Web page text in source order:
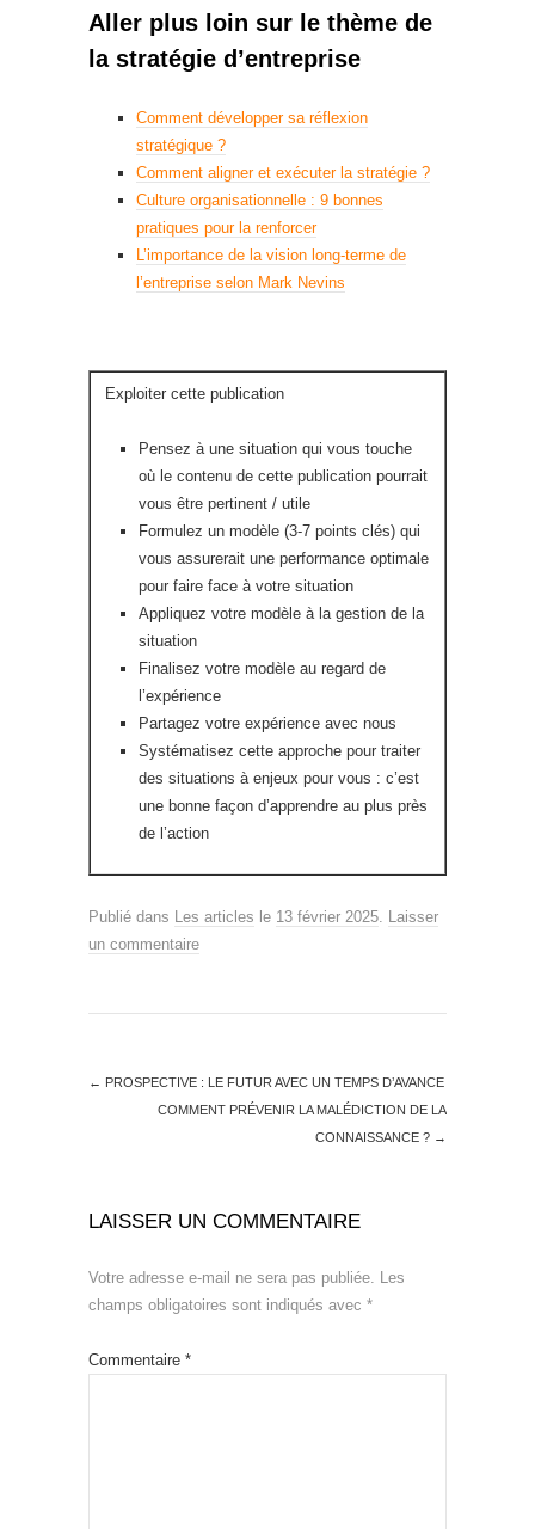
Aller plus loin sur le thème de
la stratégie d’entreprise
Comment développer sa réflexion
stratégique ?
Comment aligner et exécuter la stratégie ?
Culture organisationnelle : 9 bonnes
pratiques pour la renforcer
L’importance de la vision long-terme de
l’entreprise selon Mark Nevins
Exploiter cette publication
Pensez à une situation qui vous touche
où le contenu de cette publication pourrait
vous être pertinent / utile
Formulez un modèle (3-7 points clés) qui
vous assurerait une performance optimale
pour faire face à votre situation
Appliquez votre modèle à la gestion de la
situation
Finalisez votre modèle au regard de
l’expérience
Partagez votre expérience avec nous
Systématisez cette approche pour traiter
des situations à enjeux pour vous : c’est
une bonne façon d’apprendre au plus près
de l’action
Publié dans Les articles le 13 février 2025 Laisser
un commentaire
← PROSPECTIVE : LE FUTUR AVEC UN TEMPS D’AVANCE
COMMENT PRÉVENIR LA MALÉDICTION DE LA
CONNAISSANCE ? →
LAISSER UN COMMENTAIRE
Votre adresse e-mail ne sera pas publiée. Les
champs obligatoires sont indiqués avec *
Commentaire *